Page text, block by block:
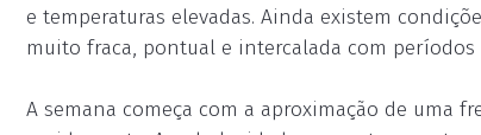
e temperaturas elevadas. Ainda existem
muito fraca, pontual e intercalada com períodos
A semana começa com a aproximação de uma